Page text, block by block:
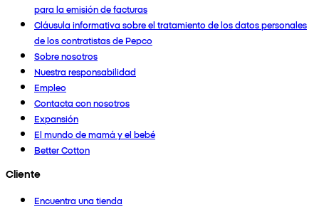
para la emisión de facturas
Cláusula informativa sobre el tratamiento de los datos personales
de los contratistas de Pepco
Sobre nosotros
Nuestra responsabilidad
Empleo
Contacta con nosotros
Expansión
El mundo de mamá y el bebé
Better Cotton
Cliente
Encuentra una tienda